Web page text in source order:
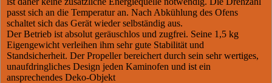
passt sich an die Temperatur an. Nach Abkühlung des Ofens
schaltet sich das Gerät wieder selbständig aus.
Der Betrieb ist absolut geräuschlos und zugfrei. Seine 1,5 kg
Eigengewicht verleihen ihm sehr gute Stabilität und
Standsicherheit. Der Propeller bereichert durch sein sehr wertiges,
unaufdringliches Design jeden Kaminofen und ist ein
ansprechendes Deko-Objekt